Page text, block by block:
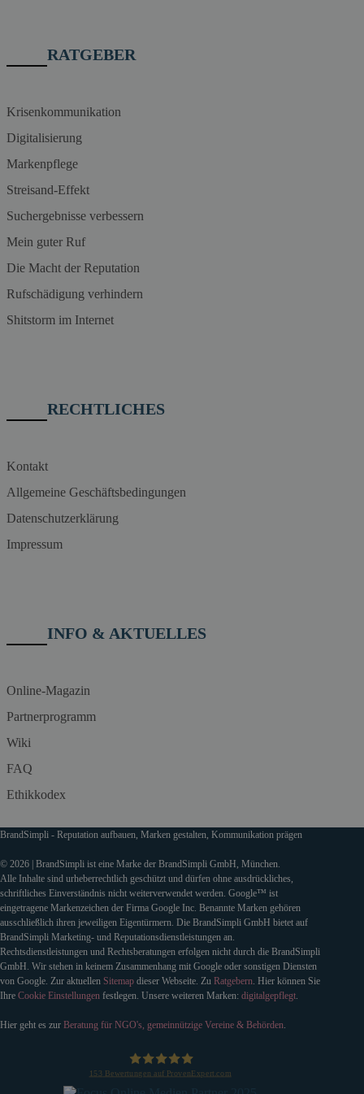
RATGEBER
Krisenkommunikation
Digitalisierung
Markenpflege
Streisand-Effekt
Suchergebnisse verbessern
Mein guter Ruf
Die Macht der Reputation
Rufschädigung verhindern
Shitstorm im Internet
RECHTLICHES
Kontakt
Allgemeine Geschäftsbedingungen
Datenschutzerklärung
Impressum
INFO & AKTUELLES
Online-Magazin
Partnerprogramm
Wiki
FAQ
Ethikkodex
BrandSimpli - Reputation aufbauen, Marken gestalten, Kommunikation prägen
© 2026 | BrandSimpli ist eine Marke der BrandSimpli GmbH, München.
Alle Inhalte sind urheberrechtlich geschützt und dürfen ohne ausdrückliches,
schriftliches Einverständnis nicht weiterverwendet werden. Google™ ist
eingetragene Markenzeichen der Firma Google Inc. Benannte Marken gehören
ausschließlich ihren jeweiligen Eigentürmern. Die BrandSimpli GmbH bietet auf
BrandSimpli Marketing- und Reputationsdienstleistungen an.
Rechtsdienstleistungen und Rechtsberatungen erfolgen nicht durch die BrandSimpli
GmbH. Wir stehen in keinem Zusammenhang mit Google oder sonstigen Diensten
von Google. Zur aktuellen Sitemap dieser Webseite. Zu Ratgebern. Hier können Sie
Ihre Cookie Einstellungen festlegen. Unsere weiteren Marken: digitalgepflegt.
Hier geht es zur Beratung für NGO's, gemeinnützige Vereine & Behörden.
153 Bewertungen auf ProvenExpert.com